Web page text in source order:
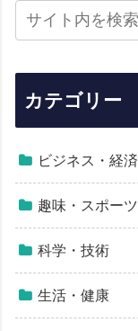
カテゴリー
ビジネス・経済
趣味・スポーツ
科学・技術
生活・健康